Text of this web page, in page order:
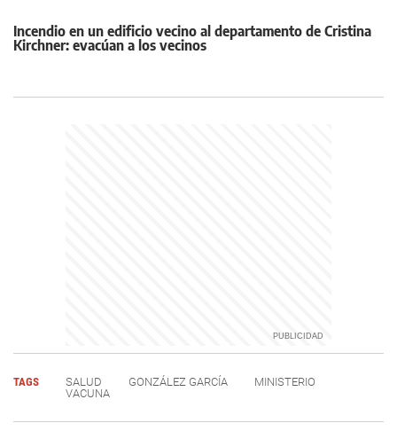
Incendio en un edificio vecino al departamento de Cristina
Kirchner: evacúan a los vecinos
TAGS SALUD GONZÁLEZ GARCÍA
MINISTERIO
VACUNA